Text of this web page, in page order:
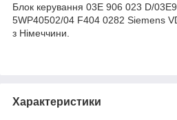
Блок керування 03E 906 023 D/
5WP40502/04 F404 0282 Siemens
з Німеччини.
Характеристики